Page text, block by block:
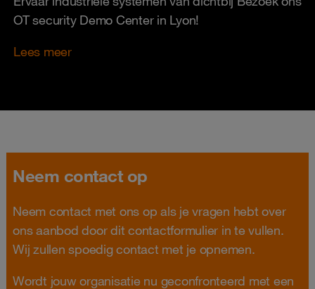
OT security Demo Center in Lyon!
Lees meer
Neem contact op
Neem contact met ons op als je vragen hebt over
ons aanbod door dit contactformulier in te vullen.
Wij zullen spoedig contact met je opnemen.
Wordt jouw organisatie nu geconfronteerd met een